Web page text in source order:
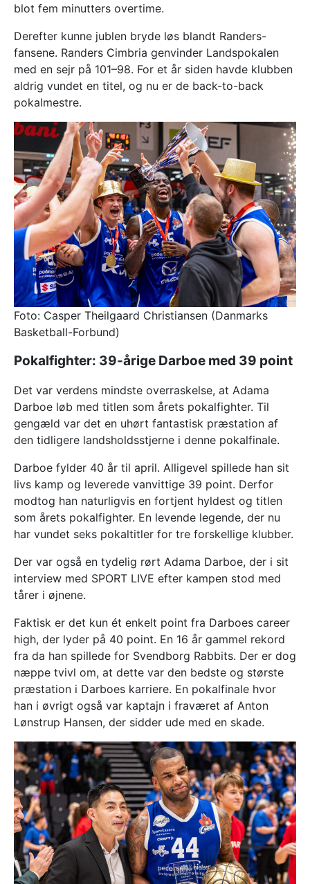
blot fem minutters overtime.
Derefter kunne jublen bryde løs blandt Randers-
fansene. Randers Cimbria genvinder Landspokalen
med en sejr på 101–98. For et år siden havde klubben
aldrig vundet en titel, og nu er de back-to-back
pokalmestre.
Foto: Casper Theilgaard Christiansen (Danmarks
Basketball-Forbund)
Pokalfighter: 39-årige Darboe med 39 point
Det var verdens mindste overraskelse, at Adama
Darboe løb med titlen som årets pokalfighter. Til
gengæld var det en uhørt fantastisk præstation af
den tidligere landsholdsstjerne i denne pokalfinale.
Darboe fylder 40 år til april. Alligevel spillede han sit
livs kamp og leverede vanvittige 39 point. Derfor
modtog han naturligvis en fortjent hyldest og titlen
som årets pokalfighter. En levende legende, der nu
har vundet seks pokaltitler for tre forskellige klubber.
Der var også en tydelig rørt Adama Darboe, der i sit
interview med SPORT LIVE efter kampen stod med
tårer i øjnene.
Faktisk er det kun ét enkelt point fra Darboes career
high, der lyder på 40 point. En 16 år gammel rekord
fra da han spillede for Svendborg Rabbits. Der er dog
næppe tvivl om, at dette var den bedste og største
præstation i Darboes karriere. En pokalfinale hvor
han i øvrigt også var kaptajn i fraværet af Anton
Lønstrup Hansen, der sidder ude med en skade.